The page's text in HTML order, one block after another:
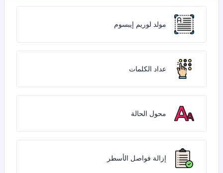
مولد لوريم إيبسوم
عداد الكلمات
محول الحالة
إزالة فواصل الأسطر